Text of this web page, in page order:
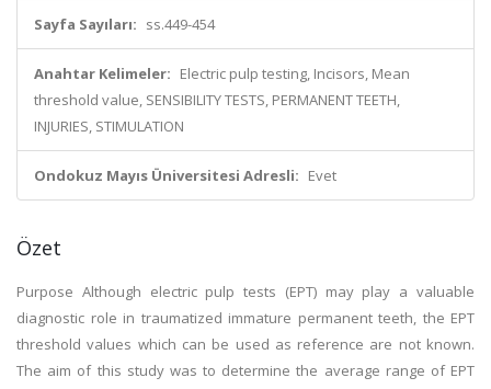
Sayfa Sayıları: ss.449-454
Anahtar Kelimeler: Electric pulp testing, Incisors, Mean
threshold value, SENSIBILITY TESTS, PERMANENT TEETH,
INJURIES, STIMULATION
Ondokuz Mayıs Üniversitesi Adresli: Evet
Özet
Purpose Although electric pulp tests (EPT) may play a valuable
diagnostic role in traumatized immature permanent teeth, the EPT
threshold values which can be used as reference are not known.
The aim of this study was to determine the average range of EPT